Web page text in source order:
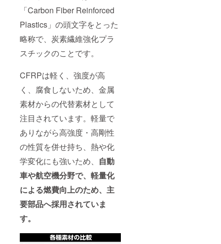
「Carbon Fiber Reinforced
Plastics」の頭文字をとった
略称で、炭素繊維強化プラ
スチックのことです。
CFRPは軽く、強度が高
く、腐食しないため、金属
素材からの代替素材として
注目されています。軽量で
ありながら高強度・高剛性
の性質を併せ持ち、熱や化
学変化にも強いため、 自動
車や航空機分野で、軽量化
による燃費向上のため、主
要部品へ採用されていま
す。